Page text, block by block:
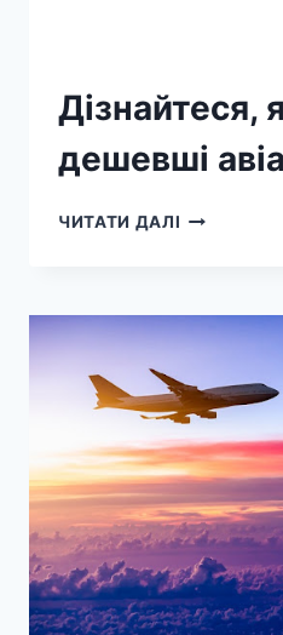
Дізнайтеся,
дешевші
ЧИТАТИ ДАЛІ